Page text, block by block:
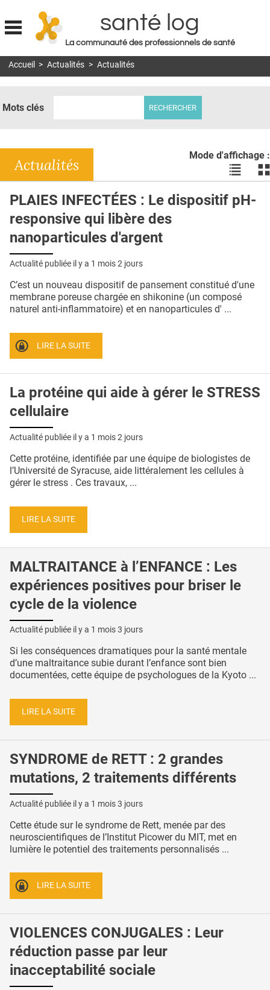
Jump to navigation
santé log
La communauté des professionnels de santé
MON COMPTE
DOSSIERS
RÉSEAUX
E-REVUE SAD
THÉMA
L'APP
PUBLICITÉ
CONTACT
Accueil > Actualités > Actualités
Mots clés
Mode d'affichage :
Voir
les
en
les
Actualités
PLAIES INFECTÉES : Le dispositif pH-
responsive qui libère des
nanoparticules d'argent
Actualité publiée il y a 1 mois 2 jours
C’est un nouveau dispositif de pansement constitué d'une
membrane poreuse chargée en shikonine (un composé
naturel anti-inflammatoire) et en nanoparticules d' ...
LIRE LA SUITE
La protéine qui aide à gérer le STRESS
cellulaire
Actualité publiée il y a 1 mois 2 jours
Cette protéine, identifiée par une équipe de biologistes de
l’Université de Syracuse, aide littéralement les cellules à
gérer le stress . Ces travaux, ...
LIRE LA SUITE
MALTRAITANCE à l’ENFANCE : Les
expériences positives pour briser le
cycle de la violence
Actualité publiée il y a 1 mois 3 jours
Si les conséquences dramatiques pour la santé mentale
d’une maltraitance subie durant l’enfance sont bien
documentées, cette équipe de psychologues de la Kyoto ...
LIRE LA SUITE
SYNDROME de RETT : 2 grandes
mutations, 2 traitements différents
Actualité publiée il y a 1 mois 3 jours
Cette étude sur le syndrome de Rett, menée par des
neuroscientifiques de l’Institut Picower du MIT, met en
lumière le potentiel des traitements personnalisés ...
LIRE LA SUITE
VIOLENCES CONJUGALES : Leur
réduction passe par leur
inacceptabilité sociale